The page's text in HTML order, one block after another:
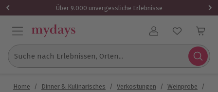
Über 9.000 unvergessliche Erlebnisse
Benutzerkonto
Suche nach Erlebnissen, Orten...
Home / Dinner & Kulinarisches / Verkostungen / Weinprobe /